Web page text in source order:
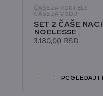
ČAŠE ZA KOKTELE
ČAŠE ZA VODU
SET 2 ČAŠE
NOBLESSE
3.180,00 RSD